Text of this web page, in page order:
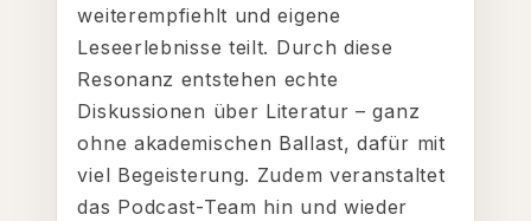
weiterempfiehlt und eigene
Leseerlebnisse teilt. Durch diese
Resonanz entstehen echte
Diskussionen über Literatur – ganz
ohne akademischen Ballast, dafür mit
viel Begeisterung. Zudem veranstaltet
das Podcast-Team hin und wieder